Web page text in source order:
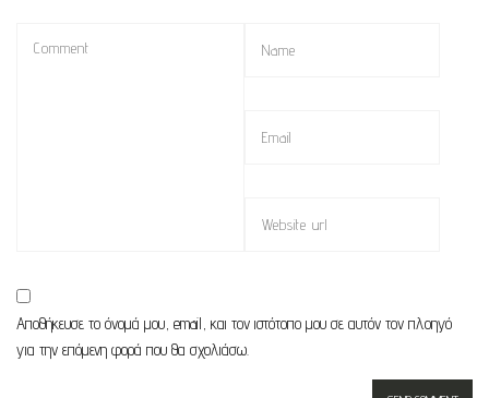
Αποθήκευσε το όνομά μου, email, και τον ιστότοπο μου σε αυτόν τον πλοηγό
για την επόμενη φορά που θα σχολιάσω.